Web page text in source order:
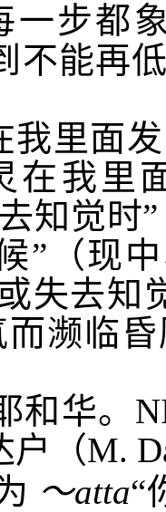
一步都
不能再
我里面
在我里
知觉时
”（现
失去知
而濒临
和华。
户（M.
～atta“